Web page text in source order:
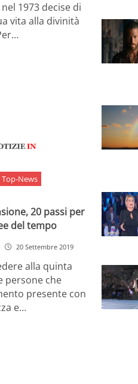
1973 decise di
vita alla divinità
Top-News
20 passi per
del tempo
20 Settembre 2019
alla quinta
persone che
presente con
e…